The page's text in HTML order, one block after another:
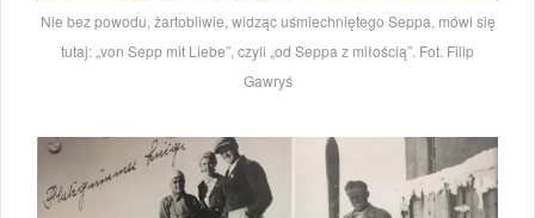
Nie bez powodu, żartobliwie, widząc uśmiechniętego Seppa, mówi się
tutaj: „von Sepp mit Liebe”, czyli „od Seppa z miłością”. Fot. Filip
Gawryś